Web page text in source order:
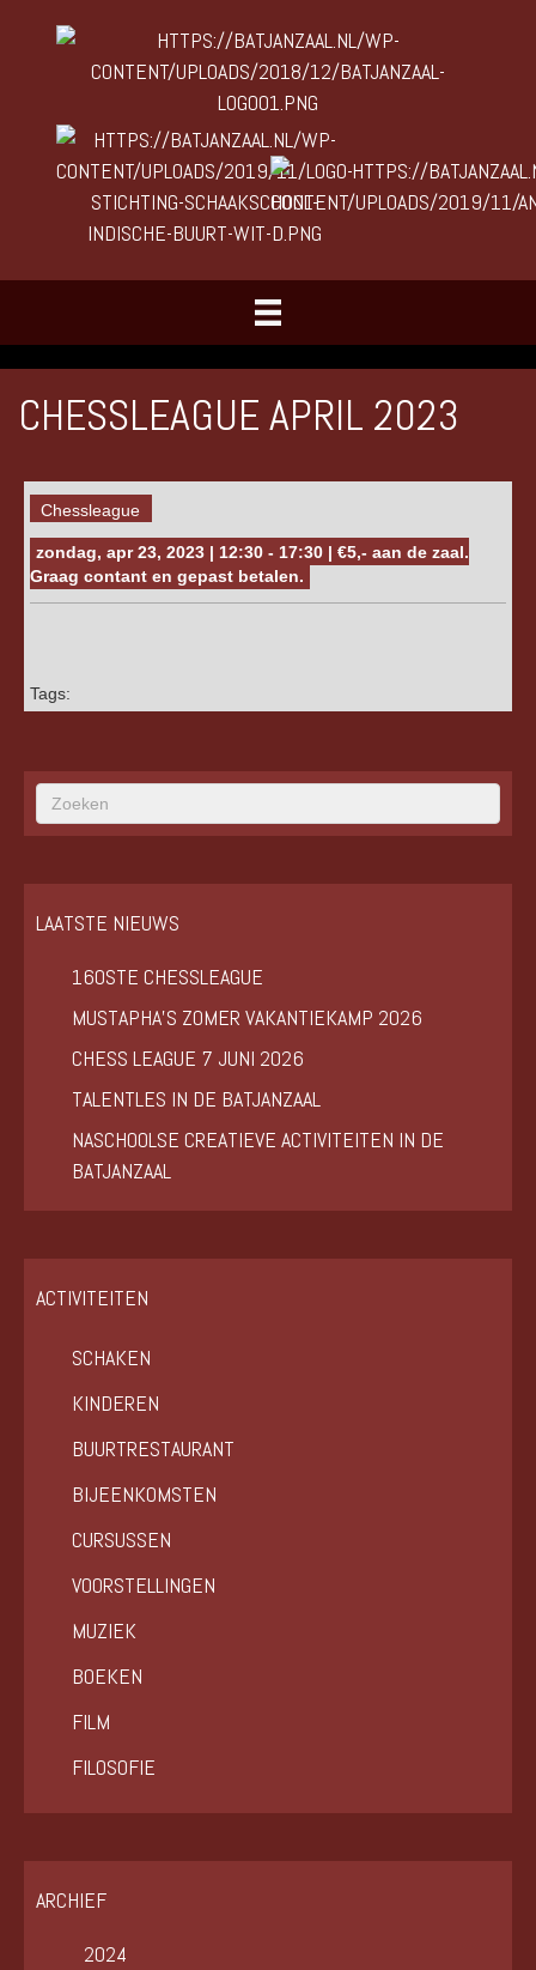
CHESSLEAGUE APRIL 2023
Chessleague
zondag, apr 23, 2023 | 12:30 - 17:30 | €5,- aan de zaal.
Graag contant en gepast betalen.
Tags:
LAATSTE NIEUWS
160STE CHESSLEAGUE
MUSTAPHA’S ZOMER VAKANTIEKAMP 2026
CHESS LEAGUE 7 JUNI 2026
TALENTLES IN DE BATJANZAAL
NASCHOOLSE CREATIEVE ACTIVITEITEN IN DE
BATJANZAAL
ACTIVITEITEN
SCHAKEN
KINDEREN
BUURTRESTAURANT
BIJEENKOMSTEN
CURSUSSEN
VOORSTELLINGEN
MUZIEK
BOEKEN
FILM
FILOSOFIE
ARCHIEF
2024